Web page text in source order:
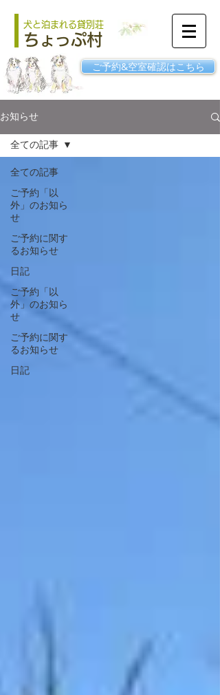
犬と泊まれる貸別荘
ちょっぷ村
ご予約&空室確認はこちら
お知らせ
全ての記事
ご予約「以
外」のお知ら
せ
ご予約に関す
るお知らせ
日記
ご予約「以
外」のお知ら
せ
ご予約に関す
るお知らせ
日記
全ての記事